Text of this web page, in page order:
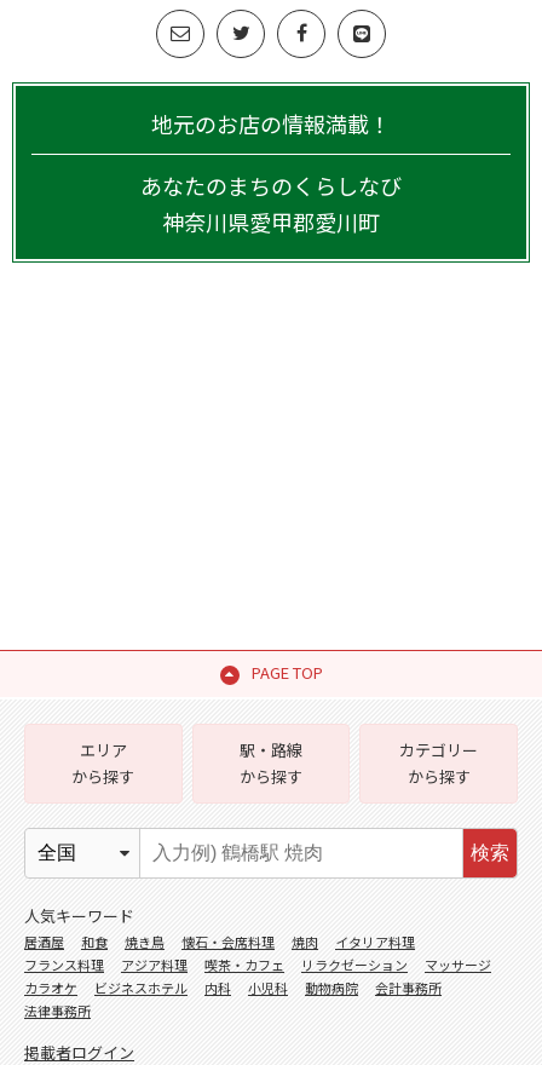
地元のお店の情報満載！
あなたのまちのくらしなび
神奈川県愛甲郡愛川町
PAGE TOP
エリア
から探す
駅・路線
から探す
カテゴリー
から探す
検索
人気キーワード
居酒屋 和食 焼き鳥 懐石・会席料理 焼肉
イタリア料理
フランス料理
アジア料理 喫茶・カフェ リラクゼーション
マッサージ
カラオケ
ビジネスホテル 内科 小児科 動物病院
会計事務所
法律事務所
掲載者ログイン